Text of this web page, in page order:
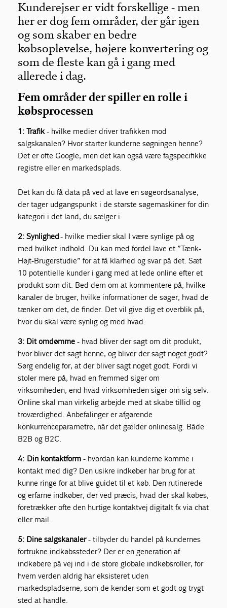
Kunderejser er vidt forskellige - men
her er dog fem områder, der går igen
og som skaber en bedre
købsoplevelse, højere konvertering og
som de fleste kan gå i gang med
allerede i dag.
Fem områderder spiller en rolle i
købsprocessen
1: Trafik- hvilke medier driver trafikken mod
salgskanalen? Hvor starter kunderne søgningen henne?
Det er ofte Google, men det kan også være fagspecifikke
registre eller en markedsplads.
Det kan du få data på ved at lave en søgeordsanalyse,
der tager udgangspunkt i de største søgemaskiner for din
kategori i det land, du sælger i.
2: Synlighed- hvilke medier skal I være synlige på og
med hvilket indhold. Du kan med fordel lave et ”Tænk-
Højt-Brugerstudie” for at få klarhed og svar på det. Sæt
10 potentielle kunder i gang med at lede online efter et
produkt som dit. Bed dem om at kommentere på, hvilke
kanaler de bruger, hvilke informationer de søger, hvad de
tænker om det, de finder. Det vil give dig et overblik på,
hvor du skal være synlig og med hvad.
3: Dit omdømme - hvad bliver der sagt om dit produkt,
hvor bliver det sagt henne, og bliver der sagt noget godt?
Sørg endelig for, at der bliver sagt noget godt. Fordi vi
stoler mere på, hvad en fremmed siger om
virksomheden, end hvad virksomheden siger om sig selv.
Online skal man virkelig arbejde med at skabe tillid og
troværdighed. Anbefalinger er afgørende
konkurrenceparametre, når det gælder onlinesalg. Både
B2B og B2C.
4: Din kontaktform - hvordan kan kunderne komme i
kontakt med dig? Den usikre indkøber har brug for at
kunne ringe for at blive guidet til et køb. Den rutinerede
og erfarne indkøber, der ved præcis, hvad der skal købes,
foretrækker ofte den hurtige kontaktvej digitalt fx via chat
eller mail.
5: Dine salgskanaler- tilbyder du handel på kundernes
fortrukne indkøbssteder? Der er en generation af
indkøbere på vej ind i de store globale indkøbsroller, for
hvem verden aldrig har eksisteret uden
markedspladserne, som de kender som et godt og trygt
sted at handle.